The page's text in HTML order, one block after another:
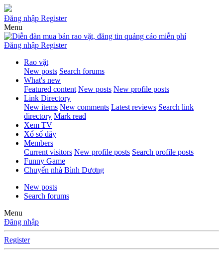
Đăng nhập Register
Menu
Đăng nhập Register
Rao vặt
New posts Search forums
What's new
Featured content New posts New profile posts
Link Directory
New items New comments Latest reviews Search link
directory Mark read
Xem TV
Xổ số đây
Members
Current visitors New profile posts Search profile posts
Funny Game
Chuyển nhà Bình Dương
New posts
Search forums
Menu
Đăng nhập
Register